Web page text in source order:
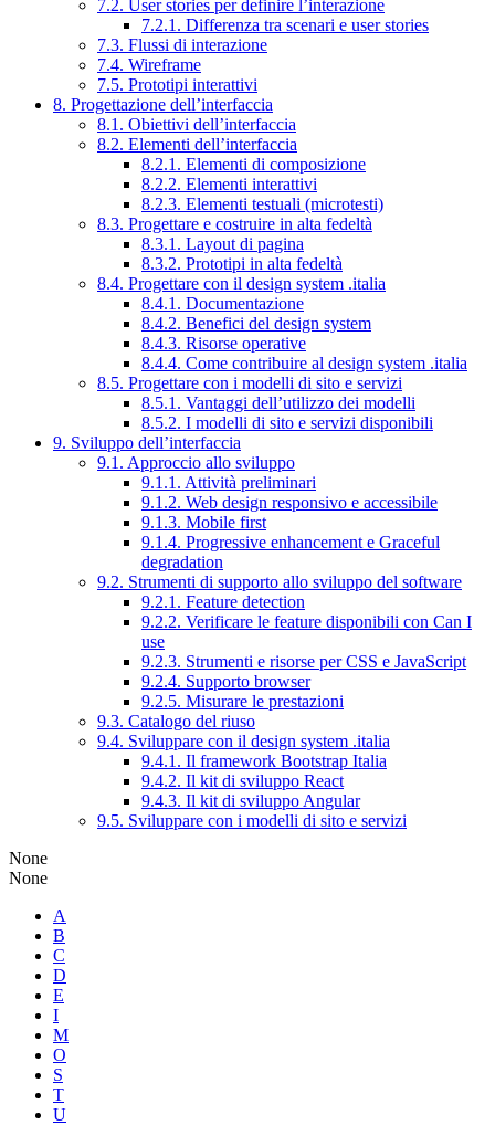
7.2. User stories per definire l’interazione
7.2.1. Differenza tra scenari e user stories
7.3. Flussi di interazione
7.4. Wireframe
7.5. Prototipi interattivi
8. Progettazione dell’interfaccia
8.1. Obiettivi dell’interfaccia
8.2. Elementi dell’interfaccia
8.2.1. Elementi di composizione
8.2.2. Elementi interattivi
8.2.3. Elementi testuali (microtesti)
8.3. Progettare e costruire in alta fedeltà
8.3.1. Layout di pagina
8.3.2. Prototipi in alta fedeltà
8.4. Progettare con il design system .italia
8.4.1. Documentazione
8.4.2. Benefici del design system
8.4.3. Risorse operative
8.4.4. Come contribuire al design system .italia
8.5. Progettare con i modelli di sito e servizi
8.5.1. Vantaggi dell’utilizzo dei modelli
8.5.2. I modelli di sito e servizi disponibili
9. Sviluppo dell’interfaccia
9.1. Approccio allo sviluppo
9.1.1. Attività preliminari
9.1.2. Web design responsivo e accessibile
9.1.3. Mobile first
9.1.4. Progressive enhancement e Graceful
degradation
9.2. Strumenti di supporto allo sviluppo del software
9.2.1. Feature detection
9.2.2. Verificare le feature disponibili con Can I
use
9.2.3. Strumenti e risorse per CSS e JavaScript
9.2.4. Supporto browser
9.2.5. Misurare le prestazioni
9.3. Catalogo del riuso
9.4. Sviluppare con il design system .italia
9.4.1. Il framework Bootstrap Italia
9.4.2. Il kit di sviluppo React
9.4.3. Il kit di sviluppo Angular
9.5. Sviluppare con i modelli di sito e servizi
None
None
A
B
C
D
E
I
M
O
S
T
U